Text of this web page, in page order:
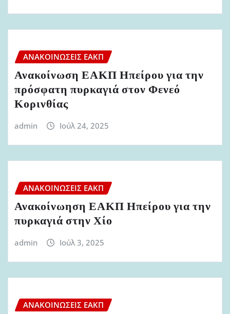
ΑΝΑΚΟΙΝΏΣΕΙΣ ΕΑΚΠ
Ανακοίνωση ΕΑΚΠ Ηπείρου για την
πρόσφατη πυρκαγιά στον Φενεό
Κορινθίας
admin Ιούλ 24, 2025
ΑΝΑΚΟΙΝΏΣΕΙΣ ΕΑΚΠ
Ανακοίνωηση ΕΑΚΠ Ηπείρου για την
πυρκαγιά στην Χίο
admin Ιούλ 3, 2025
ΑΝΑΚΟΙΝΏΣΕΙΣ ΕΑΚΠ